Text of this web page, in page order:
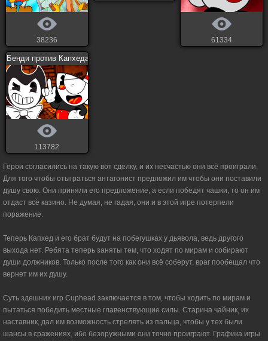
38236 61334
Бенди против Капхеда
113782
Герои согласились на такую вот сделку, и их несчастью они всё проиграли.
Для того чтобы отыграться антагонист предложил им чтобы они поставили
душу свою. Они приняли его предложение, а если победят чашки, то он им
отдаст всё казино. Не думая, не гадая, они и в этой игре потерпели
поражение.
Теперь Капхед и его брат будут на побегушках у дьявола, ведь другого
выхода нет. Ребята теперь заняты тем, что ходят по мирам и собирают
души должников. Только после того как они всё соберут, враг пообещал что
вернет им их душу.
Суть здешних игр Cuphead заключается в том, чтобы ходить по мирам и
пытаться победить местные главенствующие силы. Старина чайник, их
наставник, дал им возможность стрелять из пальца, чтобы у тех были
шансы в сражениях, ибо безоружными они точно проиграют. Графика игры